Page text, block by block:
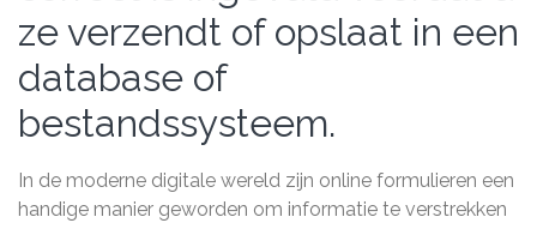
ze verzendt of opslaat in een
database of
bestandssysteem.
In de moderne digitale wereld zijn online formulieren een
handige manier geworden om informatie te verstrekken